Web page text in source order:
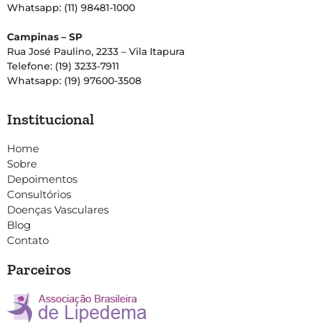
Whatsapp: (11) 98481-1000
Campinas – SP
Rua José Paulino, 2233 – Vila Itapura
Telefone: (19) 3233-7911
Whatsapp: (19) 97600-3508
Institucional
Home
Sobre
Depoimentos
Consultórios
Doenças Vasculares
Blog
Contato
Parceiros